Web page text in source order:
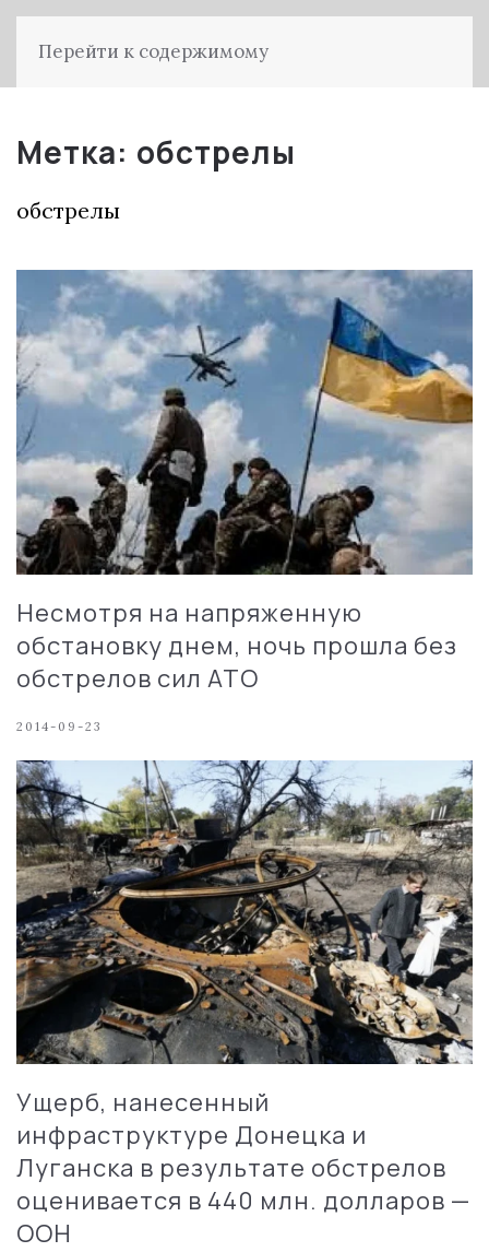
Перейти к содержимому
Метка: обстрелы
обстрелы
Несмотря на напряженную
обстановку днем, ночь прошла без
обстрелов сил АТО
2014-09-23
Ущерб, нанесенный
инфраструктуре Донецка и
Луганска в результате обстрелов
оценивается в 440 млн. долларов —
ООН